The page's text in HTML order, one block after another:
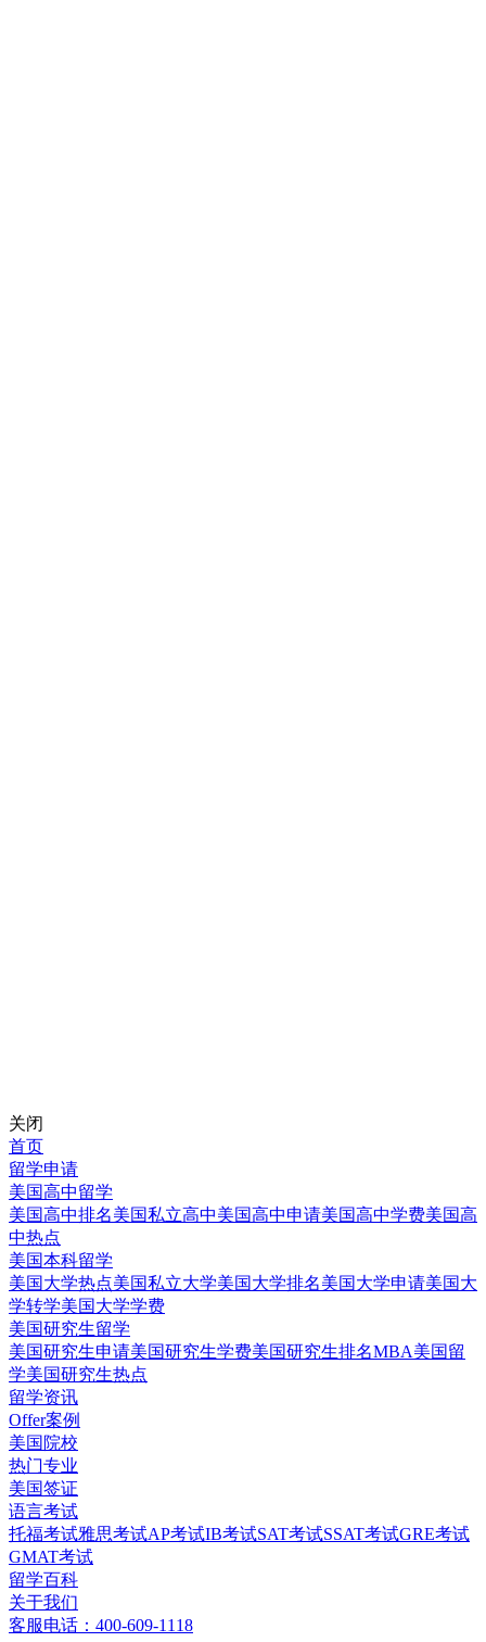
关闭
首页
留学申请
美国高中留学
美国高中排名美国私立高中美国高中申请美国高中学费美国高
中热点
美国本科留学
美国大学热点美国私立大学美国大学排名美国大学申请美国大
学转学美国大学学费
美国研究生留学
美国研究生申请美国研究生学费美国研究生排名MBA美国留
学美国研究生热点
留学资讯
Offer案例
美国院校
热门专业
美国签证
语言考试
托福考试雅思考试AP考试IB考试SAT考试SSAT考试GRE考试
GMAT考试
留学百科
关于我们
客服电话：400-609-1118